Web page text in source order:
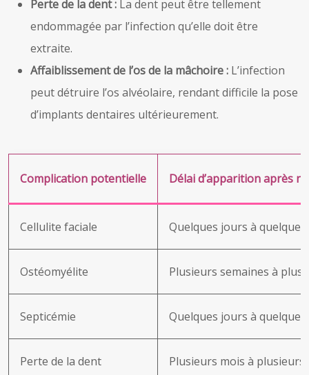
Perte de la dent : La dent peut être tellement
endommagée par l’infection qu’elle doit être
extraite.
Affaiblissement de l’os de la mâchoire : L’infection
peut détruire l’os alvéolaire, rendant difficile la pose
d’implants dentaires ultérieurement.
Complication potentielle Délai d’apparition après
Cellulite faciale Quelques jours à
Ostéomyélite Plusieurs semaines à
Septicémie Quelques jours à
Perte de la dent Plusieurs mois à plusieurs